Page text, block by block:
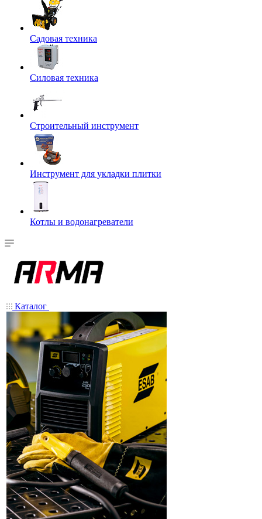
Садовая техника
Силовая техника
Строительный инструмент
Инструмент для укладки плитки
Котлы и водонагреватели
Каталог